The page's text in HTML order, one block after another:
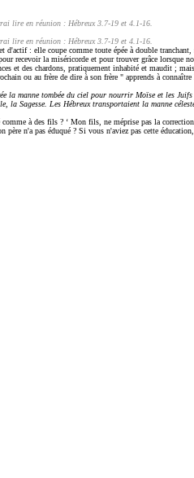
lire en réunion : Hébreux 3.7-19 et 4.1-16.
lire en réunion : Hébreux 3.7-19 et 4.1-16.
d'actif : elle coupe comme toute épée à double
recevoir la miséricorde et pour trouver grâce lorsque
et des chardons, pratiquement inhabité et maudit ;
ou au frère de dire à son frère " apprends à
la manne tombée du ciel pour nourrir Moïse et les
Sagesse. Les Hébreux transportaient la manne
à des fils ? ‘ Mon fils, ne méprise pas la
n'a pas éduqué ? Si vous n'aviez pas cette